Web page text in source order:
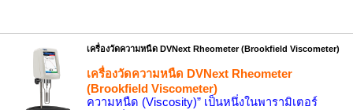
เครื่องวัดความหนืด DVNext Rheometer (Brookfield Viscometer)
เครื่องวัดความหนืด DVNext Rheometer
(Brookfield Viscometer)
ความหนืด (Viscosity)” เป็นหนึ่งในพารามิเตอร์